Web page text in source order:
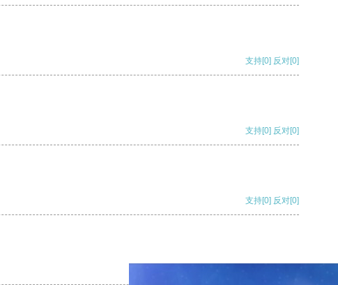
支持[0] 反对[0]
支持[0] 反对[0]
支持[0] 反对[0]